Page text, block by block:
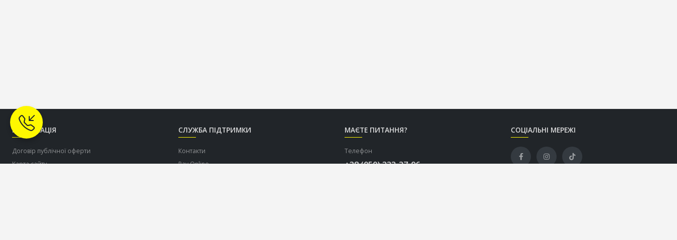
ІНФОРМАЦІЯ
Договір публічної оферти
Карта сайту
СЛУЖБА ПІДТРИМКИ
Контакти
Pay Online
МАЄТЕ ПИТАННЯ?
Телефон
+38 (050) 333-37-96
СОЦІАЛЬНІ МЕРЕЖІ